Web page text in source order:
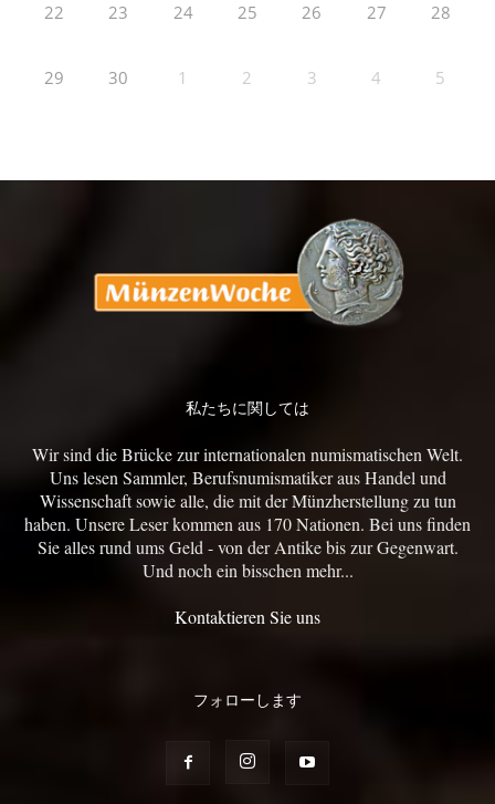
22 23 24 25 26 27 28
29 30 1 2 3 4 5
私たちに関しては
Wir sind die Brücke zur internationalen numismatischen Welt.
Uns lesen Sammler, Berufsnumismatiker aus Handel und
Wissenschaft sowie alle, die mit der Münzherstellung zu tun
haben. Unsere Leser kommen aus 170 Nationen. Bei uns finden
Sie alles rund ums Geld - von der Antike bis zur Gegenwart.
Und noch ein bisschen mehr...
Kontaktieren Sie uns
フォローします